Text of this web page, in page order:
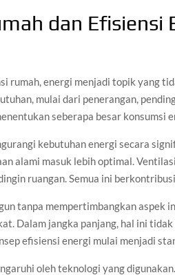
dan Efisiensi
rumah, energi menjadi topik yang
mulai dari penerangan,
seberapa besar konsumsi
kebutuhan energi secara
alami masuk lebih optimal.
ruangan. Semua ini
tanpa mempertimbangkan aspek
Dalam jangka panjang, hal ini
efisiensi energi mulai menjadi
oleh teknologi yang